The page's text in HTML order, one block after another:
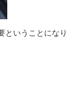
ということになり